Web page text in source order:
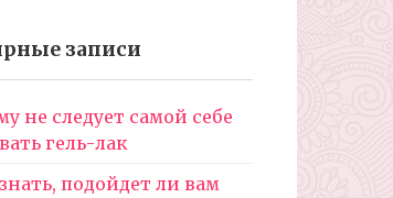
записи
не следует самой себе
гель-лак
подойдет ли вам